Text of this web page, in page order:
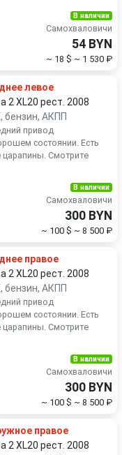
В наличии
Самохваловичи
54 BYN
~ 18 $ ~ 1 530 ₽
левое
2 XL20 рест. 2008
бензин, АКПП
привод
состоянии. Есть
царапины. Смотрите
В наличии
Самохваловичи
300 BYN
~ 100 $ ~ 8 500 ₽
правое
2 XL20 рест. 2008
бензин, АКПП
привод
состоянии. Есть
царапины. Смотрите
В наличии
Самохваловичи
300 BYN
~ 100 $ ~ 8 500 ₽
правое
2 XL20 рест. 2008